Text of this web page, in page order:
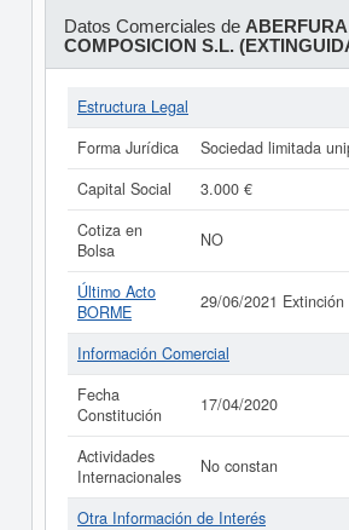
Datos Comerciales de
COMPOSICION S.L.
Estructura Legal
Forma Jurídica
Sociedad limitada
Capital Social
3.000 €
Cotiza en
Bolsa
NO
Último Acto
BORME
29/06/2021 Extinción
Información Comercial
Fecha
Constitución
17/04/2020
Actividades
Internacionales
No constan
Otra Información de Interés